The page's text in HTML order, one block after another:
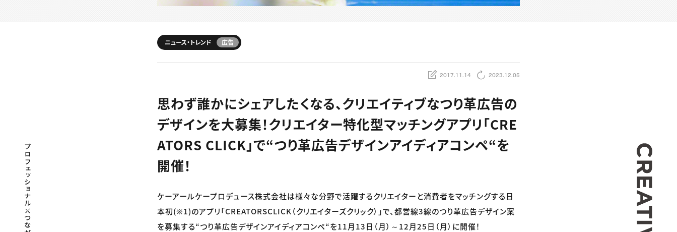
プロフェッショナル×つながる×メディア
ニュース・トレンド 広告
2017.11.14 2023.12.05
思わず誰かにシェアしたくなる、クリエイティブなつり革広告の
デザインを大募集！クリエイター特化型マッチングアプリ「CRE
ATORS CLICK」で“つり革広告デザインアイディアコンペ“を
開催！
ケーアールケープロデュース株式会社は様々な分野で活躍するクリエイターと消費者をマッチングする日
本初(※1)のアプリ「CREATORSCLICK（クリエイターズクリック）」で、都営線3線のつり革広告デザイン案
を募集する“つり革広告デザインアイディアコンペ“を11月13日（月）～12月25日（月）に開催！